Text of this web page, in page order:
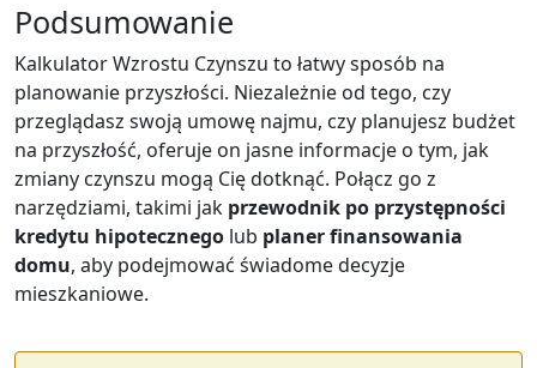
Podsumowanie
Kalkulator Wzrostu Czynszu to łatwy sposób na
planowanie przyszłości. Niezależnie od tego, czy
przeglądasz swoją umowę najmu, czy planujesz budżet
na przyszłość, oferuje on jasne informacje o tym, jak
zmiany czynszu mogą Cię dotknąć. Połącz go z
narzędziami, takimi jak przewodnik po przystępności
kredytu hipotecznego lub planer finansowania
domu, aby podejmować świadome decyzje
mieszkaniowe.